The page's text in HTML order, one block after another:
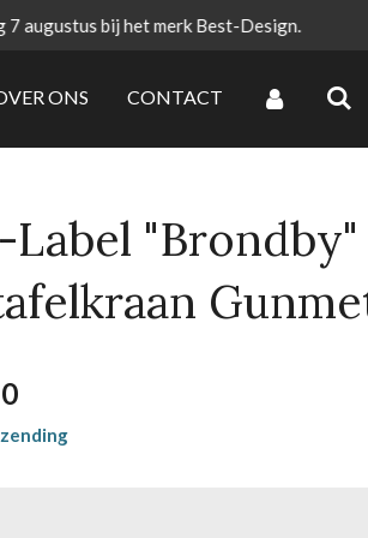
augustus bij het merk Best-Design.
ONS CONTACT
Label "Brondby"